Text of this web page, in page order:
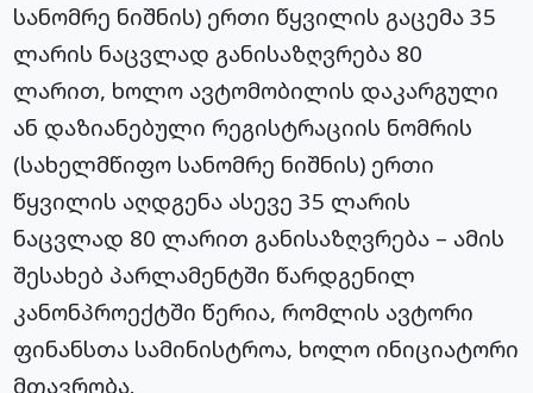
სანომრე ნიშნის) ერთი წყვილის გაცემა 35
ლარის ნაცვლად განისაზღვრება 80
ლარით, ხოლო ავტომობილის დაკარგული
ან დაზიანებული რეგისტრაციის ნომრის
(სახელმწიფო სანომრე ნიშნის) ერთი
წყვილის აღდგენა ასევე 35 ლარის
ნაცვლად 80 ლარით განისაზღვრება – ამის
შესახებ პარლამენტში წარდგენილ
კანონპროექტში წერია, რომლის ავტორი
ფინანსთა სამინისტროა, ხოლო ინიციატორი
მთავრობა.